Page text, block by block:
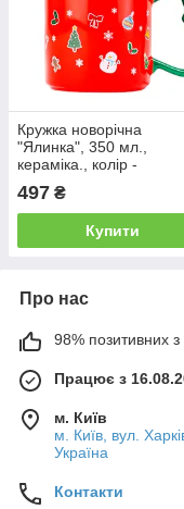
Кружка новорічна
"Ялинка", 350 мл.,
кераміка., колір -
червоний
497 ₴
Купити
Про нас
98% позитивних з
Працює з
м. Київ
м. Київ, вул.
Україна
Контакти